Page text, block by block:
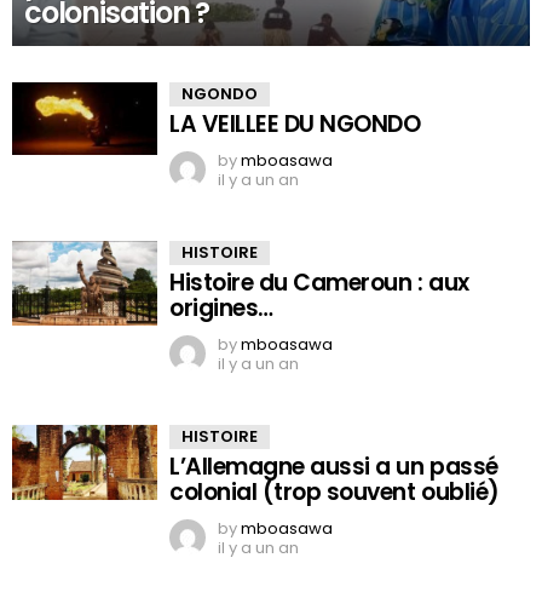
colonisation ?
NGONDO
LA VEILLEE DU NGONDO
bymboasawa
il y a un an
HISTOIRE
Histoire du Cameroun : aux
origines…
bymboasawa
il y a un an
HISTOIRE
L’Allemagne aussi a un passé
colonial (trop souvent oublié)
bymboasawa
il y a un an